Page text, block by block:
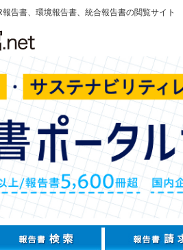
告書、環境報告書、統合報告書の閲覧サイト